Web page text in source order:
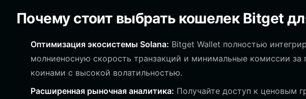
Почему стоит выбрать кошелек Bitget
Оптимизация экосистемы Solana: Bitget Wallet полностью
молниеносную скорость транзакций и минимальные комиссии за
коинами с высокой волатильностью.
Расширенная рыночная аналитика: Получайте доступ к ценовым